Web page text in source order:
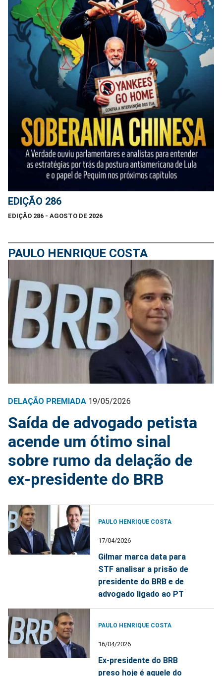
EDIÇÃO 286
EDIÇÃO 286 - AGOSTO DE 2026
PAULO HENRIQUE COSTA
DELAÇÃO PREMIADA 19/05/2026
Saída de advogado petista
acende um ótimo sinal
sobre rumo da delação de
ex-presidente do BRB
PAULO HENRIQUE COSTA
17/04/2026
Gilmar marca data para
STF analisar a prisão de
presidente do BRB e de
advogado ligado ao PT
PAULO HENRIQUE COSTA
16/04/2026
Ex-presidente do BRB
preso hoje é aquele do